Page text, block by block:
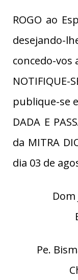
ROGO ao
desejando-
concedo-vos
publique-se
DADA E
da MITRA
dia 03 de
Dom
Pe.